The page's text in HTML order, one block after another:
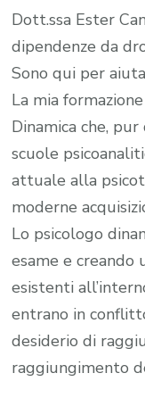
Dott.ssa Ester
dipendenze da
Sono qui per
La mia
Dinamica che,
scuole
attuale alla
moderne
Lo psicologo
esame e creando
esistenti
entrano in
desiderio di
raggiungimento